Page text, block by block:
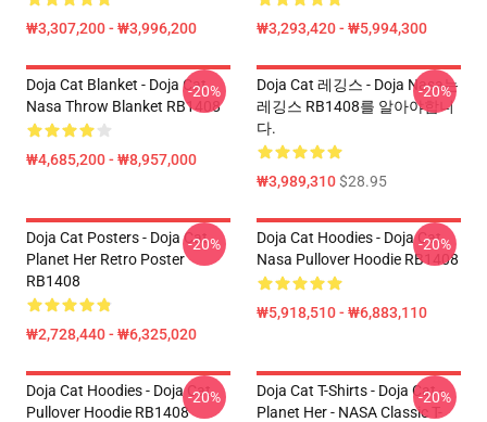
₩3,307,200 - ₩3,996,200 ₩3,293,420 - ₩5,994,300
Doja Cat Blanket - Doja Cat
Nasa Throw Blanket RB1408
₩4,685,200 - ₩8,957,000
-20%
Doja Cat 레깅스 - Doja Nasa는
레깅스 RB1408를 알아야합니
다.
₩3,989,310$28.95
-20%
Doja Cat Posters - Doja Cat
Planet Her Retro Poster
RB1408
₩2,728,440 - ₩6,325,020
-20%
Doja Cat Hoodies - Doja Cat
Nasa Pullover Hoodie RB1408
₩5,918,510 - ₩6,883,110
-20%
Doja Cat Hoodies - Doja Cat
Pullover Hoodie RB1408
-20%
Doja Cat T-Shirts - Doja Cat -
Planet Her - NASA Classic T-
-20%